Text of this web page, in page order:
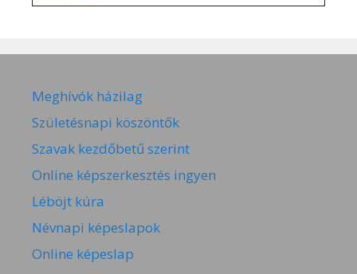
Meghívók házilag
Születésnapi köszöntők
Szavak kezdőbetű szerint
Online képszerkesztés ingyen
Léböjt kúra
Névnapi képeslapok
Online képeslap